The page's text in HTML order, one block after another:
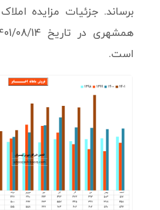
برساند. جزئيات مزايده
است.